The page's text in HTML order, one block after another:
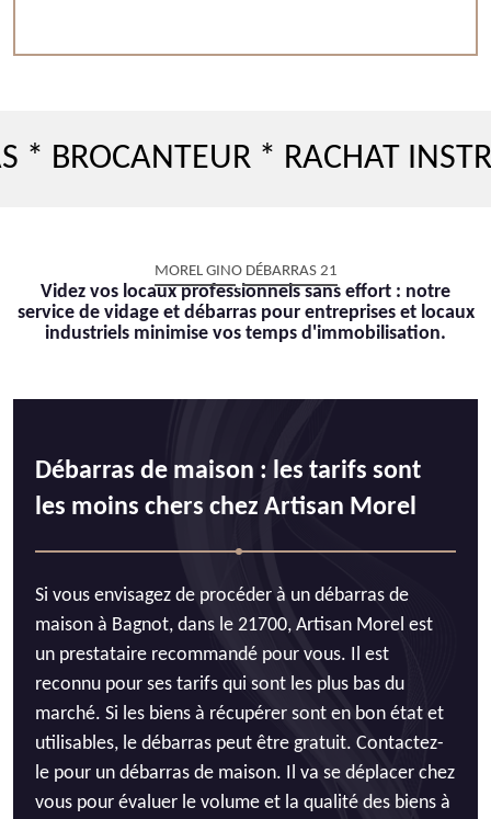
* RACHAT
MOREL GINO DÉBARRAS 21
Videz vos locaux professionnels sans effort : notre
service de vidage et débarras pour entreprises et locaux
industriels minimise vos temps d'immobilisation.
Débarras de maison : les tarifs sont
les moins chers chez Artisan Morel
Si vous envisagez de procéder à un débarras de
maison à Bagnot, dans le 21700, Artisan Morel est
un prestataire recommandé pour vous. Il est
reconnu pour ses tarifs qui sont les plus bas du
marché. Si les biens à récupérer sont en bon état et
utilisables, le débarras peut être gratuit. Contactez-
le pour un débarras de maison. Il va se déplacer chez
vous pour évaluer le volume et la qualité des biens à